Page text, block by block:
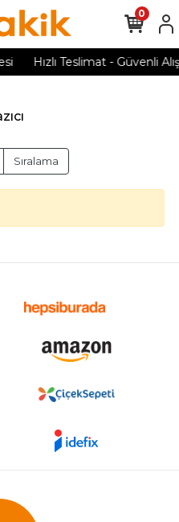
Hızlı Teslimat - Güvenli
0
Sıralama